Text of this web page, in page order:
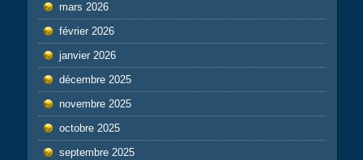
mars 2026
février 2026
janvier 2026
décembre 2025
novembre 2025
octobre 2025
septembre 2025